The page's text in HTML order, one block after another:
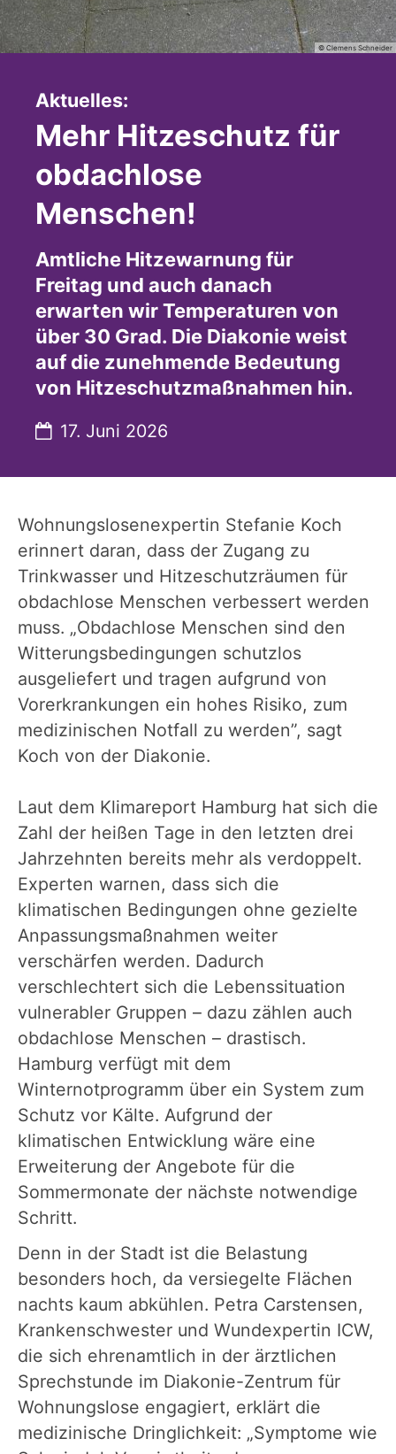
© Clemens Schneider
Aktuelles:
Mehr Hitzeschutz für
obdachlose
Menschen!
Amtliche Hitzewarnung für
Freitag und auch danach
erwarten wir Temperaturen von
über 30 Grad. Die Diakonie weist
auf die zunehmende Bedeutung
von Hitzeschutzmaßnahmen hin.
Datum:
17. Juni 2026
Wohnungslosenexpertin Stefanie Koch
erinnert daran, dass der Zugang zu
Trinkwasser und Hitzeschutzräumen für
obdachlose Menschen verbessert werden
muss. „Obdachlose Menschen sind den
Witterungsbedingungen schutzlos
ausgeliefert und tragen aufgrund von
Vorerkrankungen ein hohes Risiko, zum
medizinischen Notfall zu werden”, sagt
Koch von der Diakonie.
Laut dem Klimareport Hamburg hat sich die
Zahl der heißen Tage in den letzten drei
Jahrzehnten bereits mehr als verdoppelt.
Experten warnen, dass sich die
klimatischen Bedingungen ohne gezielte
Anpassungsmaßnahmen weiter
verschärfen werden. Dadurch
verschlechtert sich die Lebenssituation
vulnerabler Gruppen – dazu zählen auch
obdachlose Menschen – drastisch.
Hamburg verfügt mit dem
Winternotprogramm über ein System zum
Schutz vor Kälte. Aufgrund der
klimatischen Entwicklung wäre eine
Erweiterung der Angebote für die
Sommermonate der nächste notwendige
Schritt.
Denn in der Stadt ist die Belastung
besonders hoch, da versiegelte Flächen
nachts kaum abkühlen. Petra Carstensen,
Krankenschwester und Wundexpertin ICW,
die sich ehrenamtlich in der ärztlichen
Sprechstunde im Diakonie-Zentrum für
Wohnungslose engagiert, erklärt die
medizinische Dringlichkeit: „Symptome wie